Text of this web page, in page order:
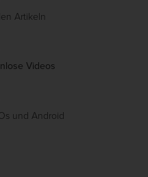
Artikeln
Videos
und Android